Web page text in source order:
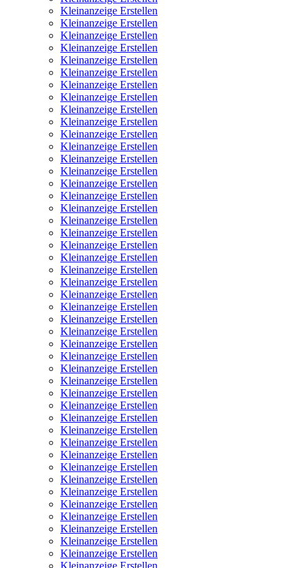
Kleinanzeige Erstellen
Kleinanzeige Erstellen
Kleinanzeige Erstellen
Kleinanzeige Erstellen
Kleinanzeige Erstellen
Kleinanzeige Erstellen
Kleinanzeige Erstellen
Kleinanzeige Erstellen
Kleinanzeige Erstellen
Kleinanzeige Erstellen
Kleinanzeige Erstellen
Kleinanzeige Erstellen
Kleinanzeige Erstellen
Kleinanzeige Erstellen
Kleinanzeige Erstellen
Kleinanzeige Erstellen
Kleinanzeige Erstellen
Kleinanzeige Erstellen
Kleinanzeige Erstellen
Kleinanzeige Erstellen
Kleinanzeige Erstellen
Kleinanzeige Erstellen
Kleinanzeige Erstellen
Kleinanzeige Erstellen
Kleinanzeige Erstellen
Kleinanzeige Erstellen
Kleinanzeige Erstellen
Kleinanzeige Erstellen
Kleinanzeige Erstellen
Kleinanzeige Erstellen
Kleinanzeige Erstellen
Kleinanzeige Erstellen
Kleinanzeige Erstellen
Kleinanzeige Erstellen
Kleinanzeige Erstellen
Kleinanzeige Erstellen
Kleinanzeige Erstellen
Kleinanzeige Erstellen
Kleinanzeige Erstellen
Kleinanzeige Erstellen
Kleinanzeige Erstellen
Kleinanzeige Erstellen
Kleinanzeige Erstellen
Kleinanzeige Erstellen
Kleinanzeige Erstellen
Kleinanzeige Erstellen